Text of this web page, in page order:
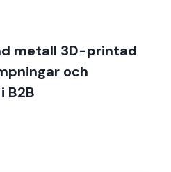
metall 3D-printad
och
B2B